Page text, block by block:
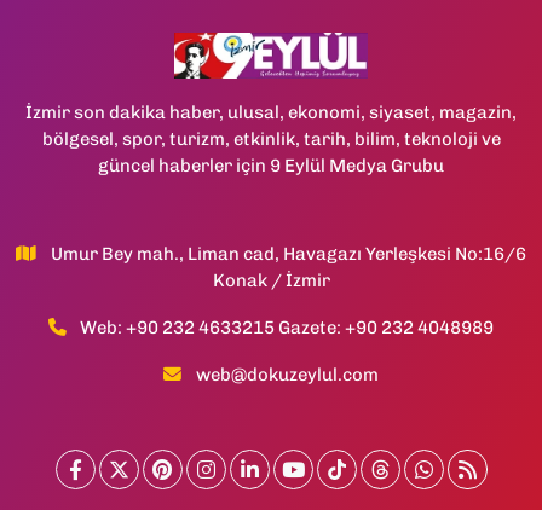
İzmir son dakika haber, ulusal, ekonomi, siyaset, magazin,
bölgesel, spor, turizm, etkinlik, tarih, bilim, teknoloji ve
güncel haberler için 9 Eylül Medya Grubu
Umur Bey mah., Liman cad, Havagazı Yerleşkesi No:16/6
Konak / İzmir
Web: +90 232 4633215 Gazete: +90 232 4048989
web@dokuzeylul.com